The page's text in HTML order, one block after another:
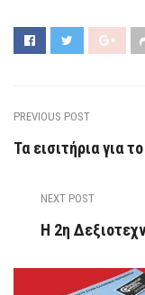
PREVIOUS POST
Τα εισιτήρια για
NEXT POST
Η 2η